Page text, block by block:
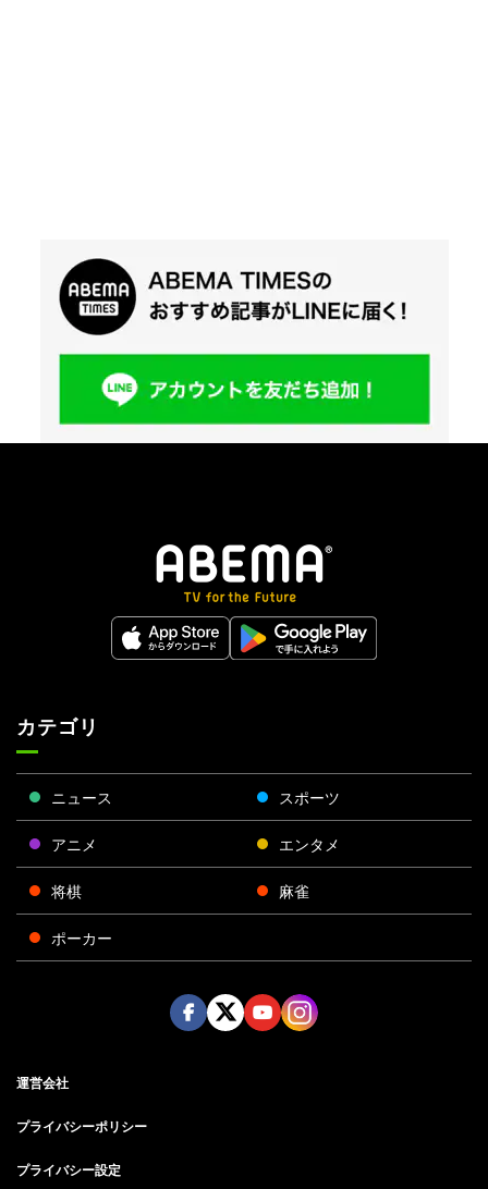
カテゴリ
ニュース スポーツ
アニメ エンタメ
将棋 麻雀
ポーカー
運営会社
プライバシーポリシー
プライバシー設定